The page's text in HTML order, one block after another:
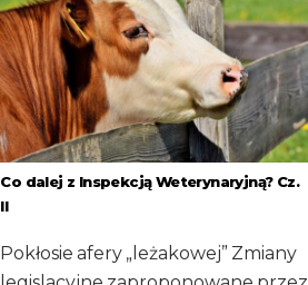
Co dalej z Inspekcją Weterynaryjną? Cz.
II
Pokłosie afery „leżakowej” Zmiany